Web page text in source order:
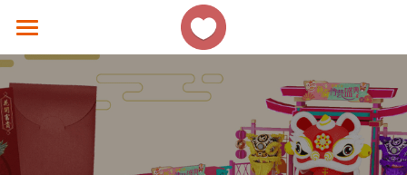
主頁
香港好去處
生活熱話
商品分類
所有商品分類